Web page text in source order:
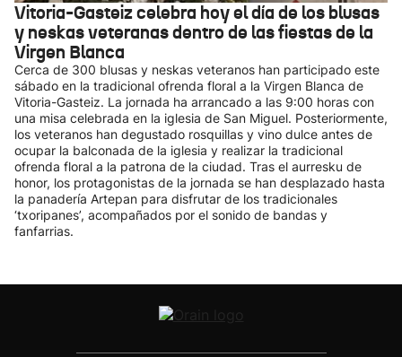
Vitoria-Gasteiz celebra hoy el día de los blusas
y neskas veteranas dentro de las fiestas de la
Virgen Blanca
Cerca de 300 blusas y neskas veteranos han participado este
sábado en la tradicional ofrenda floral a la Virgen Blanca de
Vitoria-Gasteiz. La jornada ha arrancado a las 9:00 horas con
una misa celebrada en la iglesia de San Miguel. Posteriormente,
los veteranos han degustado rosquillas y vino dulce antes de
ocupar la balconada de la iglesia y realizar la tradicional
ofrenda floral a la patrona de la ciudad. Tras el aurresku de
honor, los protagonistas de la jornada se han desplazado hasta
la panadería Artepan para disfrutar de los tradicionales
‘txoripanes’, acompañados por el sonido de bandas y
fanfarrias.